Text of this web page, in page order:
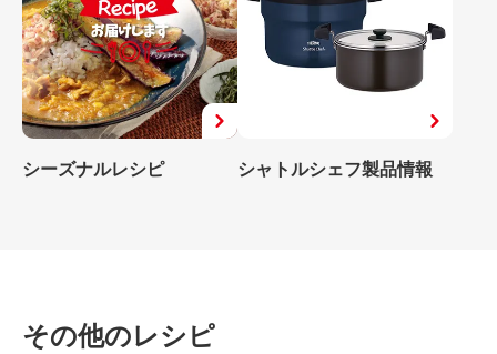
シーズナルレシピ シャトルシェフ製品情報
その他のレシピ